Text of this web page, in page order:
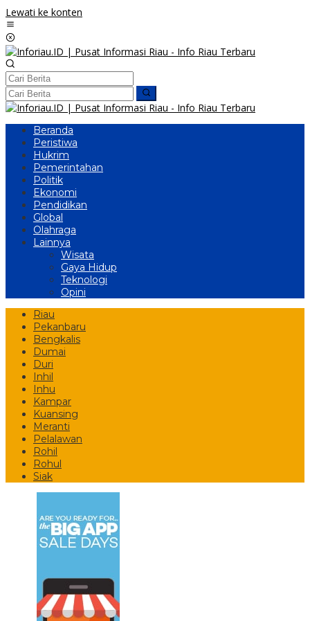
Lewati ke konten
Beranda
Peristiwa
Hukrim
Pemerintahan
Politik
Ekonomi
Pendidikan
Global
Olahraga
Lainnya
Wisata
Gaya Hidup
Teknologi
Opini
Riau
Pekanbaru
Bengkalis
Dumai
Duri
Inhil
Inhu
Kampar
Kuansing
Meranti
Pelalawan
Rohil
Rohul
Siak